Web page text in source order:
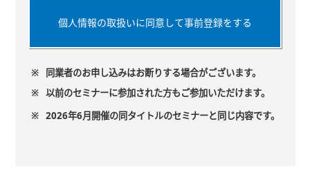
個人情報の取扱いに同意して事前登録をする
※
同業者のお申し込みはお断りする場合がございます。
※ 以前のセミナーに参加された方もご参加いただけます。
※ 2026年6月開催の同タイトルのセミナーと同じ内容です。